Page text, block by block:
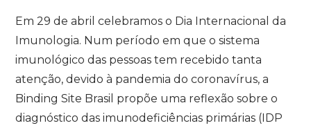
Em 29 de abril celebramos o Dia Internacional da
Imunologia. Num período em que o sistema
imunológico das pessoas tem recebido tanta
atenção, devido à pandemia do coronavírus, a
Binding Site Brasil propõe uma reflexão sobre o
diagnóstico das imunodeficiências primárias (IDP